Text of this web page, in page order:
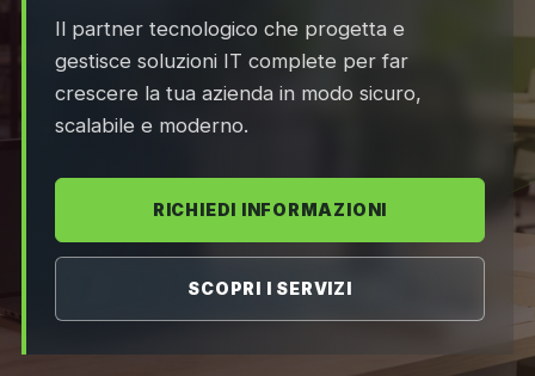
FAQ
Support
Il partner tecnologico che progetta e
gestisce soluzioni IT complete per far
crescere la tua azienda in modo sicuro,
scalabile e moderno.
RICHIEDI INFORMAZIONI
SCOPRI I SERVIZI